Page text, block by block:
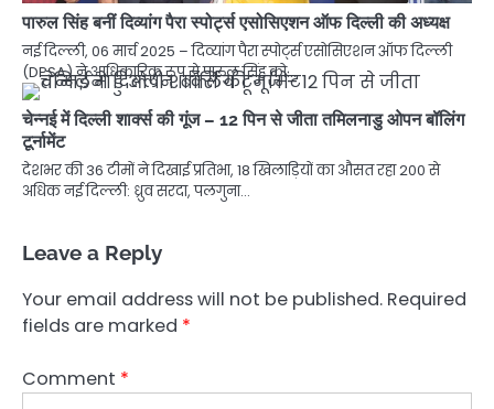
पारुल सिंह बनीं दिव्यांग पैरा स्पोर्ट्स एसोसिएशन ऑफ दिल्ली की अध्यक्ष
नई दिल्ली, 06 मार्च 2025 – दिव्यांग पैरा स्पोर्ट्स एसोसिएशन ऑफ दिल्ली
(DPSA) ने आधिकारिक रूप से पारुल सिंह को…
चेन्नई में दिल्ली शार्क्स की गूंज – 12 पिन से जीता तमिलनाडु ओपन बॉलिंग
टूर्नामेंट
देशभर की 36 टीमों ने दिखाई प्रतिभा, 18 खिलाड़ियों का औसत रहा 200 से
अधिक नई दिल्ली: ध्रुव सरदा, पलगुना…
Leave a Reply
Your email address will not be published. Required
fields are marked *
Comment *